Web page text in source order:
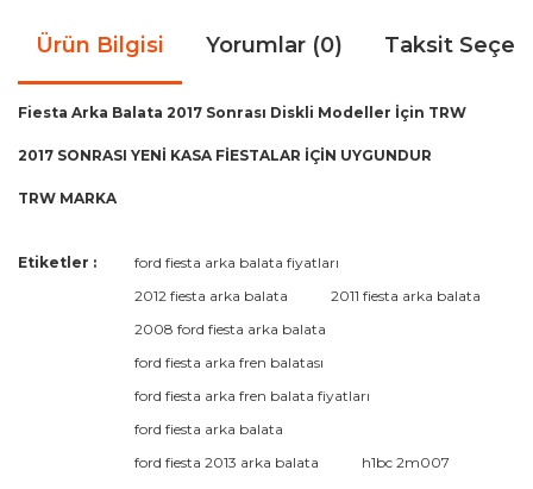
Ürün Bilgisi Yorumlar (0) Taksit
Fiesta Arka Balata 2017 Sonrası Diskli Modeller İçin TRW
2017 SONRASI YENİ KASA FİESTALAR İÇİN UYGUNDUR
TRW MARKA
Bu ürüne ilk yorumu siz yapın!
Yorum Yaz
Bu ürünün fiyat bilgisi, resim, ürün açıklamalarında ve diğer
kullanarak tarafımıza iletebilirsiniz.
Görüş ve önerileriniz için teşekkür ederiz.
Etiketler :
ford fiesta arka balata fiyatları
2012 fiesta arka balata
2011 fiesta arka balata
2008 ford fiesta arka balata
ford fiesta arka fren balatası
ford fiesta arka fren balata fiyatları
ford fiesta arka balata
ford fiesta 2013 arka balata
h1bc 2m007